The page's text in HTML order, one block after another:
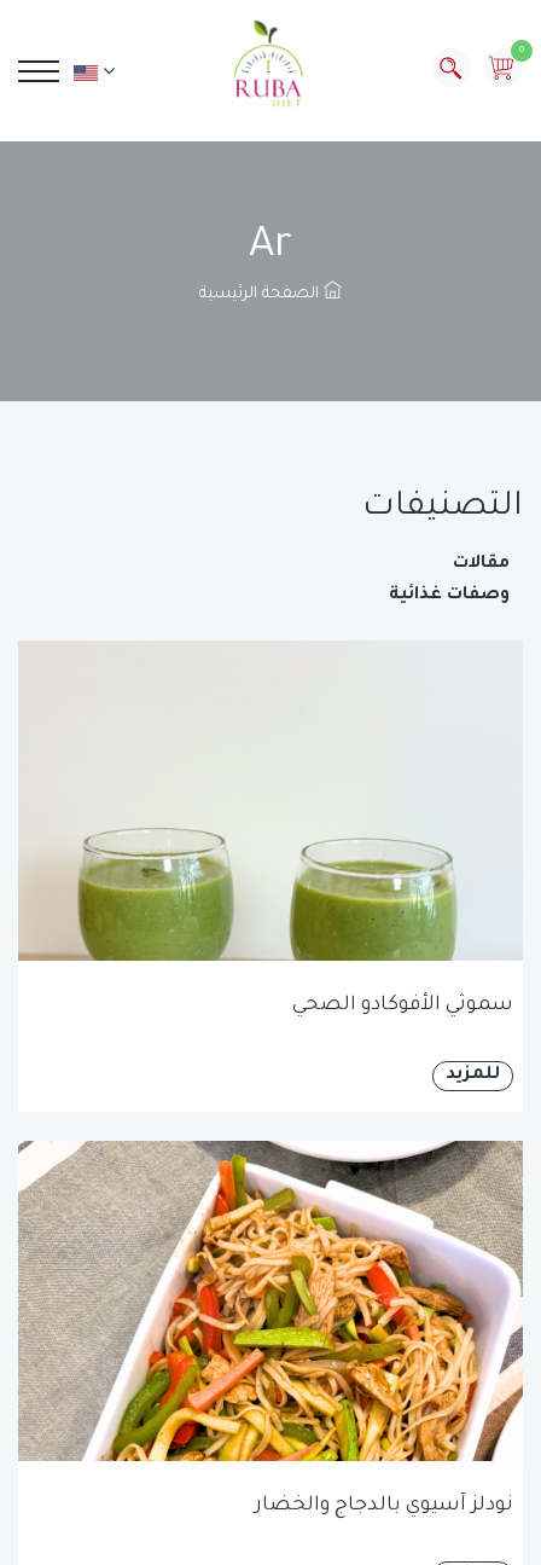
0
Ar
الصفحة الرئيسية
التصنيفات
مقالات
وصفات غذائية
سموثي الأفوكادو الصحي
للمزيد
نودلز آسيوي بالدجاج والخضار